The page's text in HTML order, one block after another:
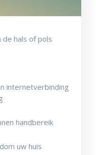
de hals of pols
internetverbinding
handbereik
uw huis